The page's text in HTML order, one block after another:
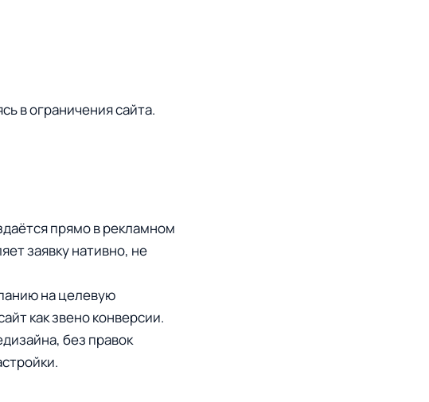
в ограничения сайта.
прямо в рекламном
заявку нативно, не
на целевую
как звено конверсии.
без правок